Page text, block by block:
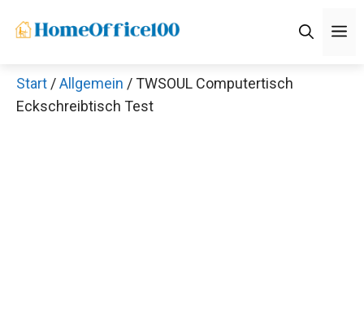
Inhalt
Start /Allgemein / TWSOUL Computertisch
Eckschreibtisch Test